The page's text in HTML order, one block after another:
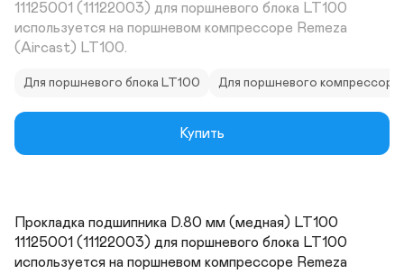
11125001 (11122003) для поршневого блока LT100
используется на поршневом компрессоре Remeza
(Aircast) LT100.
Для поршневого блока LT100 Для поршневого компрессора
Купить
Прокладка подшипника D.80 мм (медная) LT100
11125001 (11122003) для поршневого блока LT100
используется на поршневом компрессоре Remeza